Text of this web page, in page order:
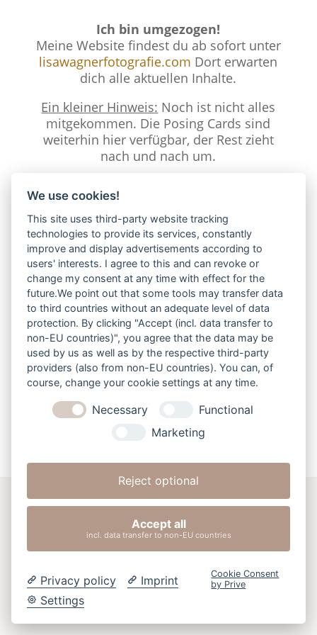
Ich bin umgezogen!
Meine Website findest du ab sofort unter
lisawagnerfotografie.com Dort erwarten
dich alle aktuellen Inhalte.
Ein kleiner Hinweis: Noch ist nicht alles
mitgekommen. Die Posing Cards sind
weiterhin hier verfügbar, der Rest zieht
nach und nach um.
Bestellung bestätigen &
absenden
Deine Bestellung scheint keine
Produkte zu enthalten. Bitte überprüfe
deinenWarenkorb.
Widerrufs- und Verkaufsrecht
Datenschutzerklärung Impressum
We use cookies!
This site uses third-party website tracking
technologies to provide its services, constantly
improve and display advertisements according to
users' interests. I agree to this and can revoke or
change my consent at any time with effect for the
future.We point out that some tools may transfer data
to third countries without an adequate level of data
protection. By clicking "Accept (incl. data transfer to
non-EU countries)", you agree that the data may be
used by us as well as by the respective third-party
providers (also from non-EU countries). You can, of
course, change your cookie settings at any time.
Necessary
Functional
Marketing
Reject optional
Accept all
incl. data transfer to non-EU countries
Privacy policy
Imprint
Settings
Cookie Consent
by Prive